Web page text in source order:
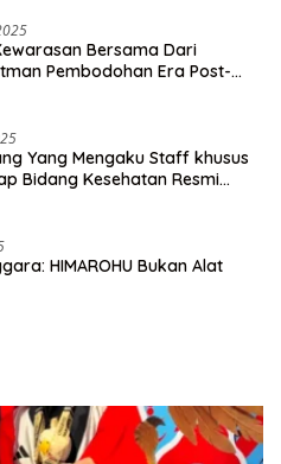
Bersama Dari
Pembodohan Era Post-
Yang Mengaku Staff khusus
Bidang Kesehatan Resmi
HIMAROHU Bukan Alat